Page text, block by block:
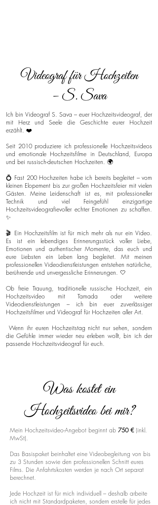
Videograf für Hochzeiten
– S. Sava
Ich bin Videograf S. Sava – euer Hochzeitsvideograf, der
mit Herz und Seele die Geschichte eurer Hochzeit
erzählt. ❤️
Seit 2010 produziere ich professionelle Hochzeitsvideos
und emotionale Hochzeitsfilme in Deutschland, Europa
und bei russisch-deutschen Hochzeiten. 🌍
💍 Fast 200 Hochzeiten habe ich bereits begleitet – vom
kleinen Elopement bis zur großen Hochzeitsfeier mit vielen
Gästen. Meine Leidenschaft ist es, mit professioneller
Technik und viel Feingefühl einzigartige
Hochzeitsvideografievoller echter Emotionen zu schaffen.
✨
🎬 Ein Hochzeitsfilm ist für mich mehr als nur ein Video.
Es ist ein lebendiges Erinnerungsstück voller Liebe,
Emotionen und authentischer Momente, das euch und
eure Liebsten ein Leben lang begleitet. Mit meinen
professionellen Videodienstleistungen entstehen natürliche,
berührende und unvergessliche Erinnerungen. 🤍
Ob freie Trauung, traditionelle russische Hochzeit, ein
Hochzeitsvideo mit Tamada oder weitere
Videodienstleistungen – ich bin euer zuverlässiger
Hochzeitsfilmer und Videograf für Hochzeiten aller Art.
Wenn ihr euren Hochzeitstag nicht nur sehen, sondern
die Gefühle immer wieder neu erleben wollt, bin ich der
passende Hochzeitsvideograf für euch.
Was kostet ein
Hochzeitsvideo bei mir?
Mein Hochzeitsvideo-Angebot beginnt ab 750 € (inkl.
MwSt).
Das Basispaket beinhaltet eine Videobegleitung von bis
zu 3 Stunden sowie den professionellen Schnitt eures
Films. Die Anfahrtskosten werden je nach Ort separat
berechnet.
Jede Hochzeit ist für mich individuell – deshalb arbeite
ich nicht mit Standardpaketen, sondern erstelle für jedes